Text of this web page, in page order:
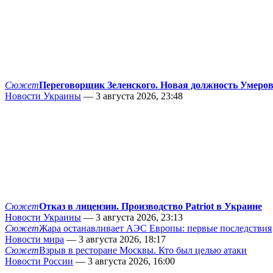
СюжетПереговорщик Зеленского. Новая должность
Новости Украины — 3 августа 2026, 23:48
СюжетОтказ в лицензии. Производство Patriot в Украине
Новости Украины — 3 августа 2026, 23:13
СюжетЖара останавливает АЭС Европы: первые последствия
Новости мира — 3 августа 2026, 18:17
СюжетВзрыв в ресторане Москвы. Кто был целью атаки
Новости России — 3 августа 2026, 16:00